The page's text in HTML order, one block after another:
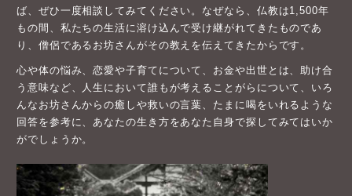
ば、ぜひ一度相談してみてください。なぜなら、仏教は1,500年
もの間、私たちの生活に溶け込んで受け継がれてきたものであ
り、僧侶であるお坊さんがその教えを伝えてきたからです。
心や体の悩み、恋愛や子育てについて、お金や出世とは、助け合
う意味など、人生において誰もが考えることがらについて、いろ
んなお坊さんからの癒しや救いの言葉、たまに喝をいれるような
回答を参考に、あなたの生き方をあなた自身で探してみてはいか
がでしょうか。